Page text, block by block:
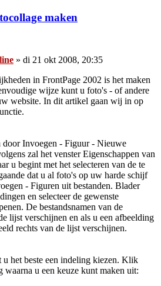
maken
» di 21 okt 2008, 20:35
in FrontPage 2002 is het maken
wijze kunt u foto's - of andere
website. In dit artikel gaan wij in op
Invoegen - Figuur - Nieuwe
zal het venster Eigenschappen van
u begint met het selecteren van de te
dat u al foto's op uw harde schijf
- Figuren uit bestanden. Blader
en selecteer de gewenste
De bestandsnamen van de
lijst verschijnen en als u een afbeelding
rechts van de lijst verschijnen.
u het beste een indeling kiezen. Klik
u een keuze kunt maken uit: